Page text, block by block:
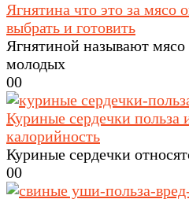
Ягнятина что это за мясо
выбрать и готовить
Ягнятиной называют мясо
молодых
00
Куриные сердечки польза
калорийность
Куриные сердечки
00